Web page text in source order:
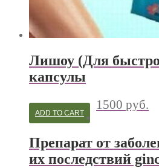
Лишоу (Для
капсулы
1500 руб.
ADD TO CART
Препарат от
их последствий